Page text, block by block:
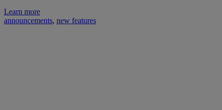
Learn more
announcements, new features